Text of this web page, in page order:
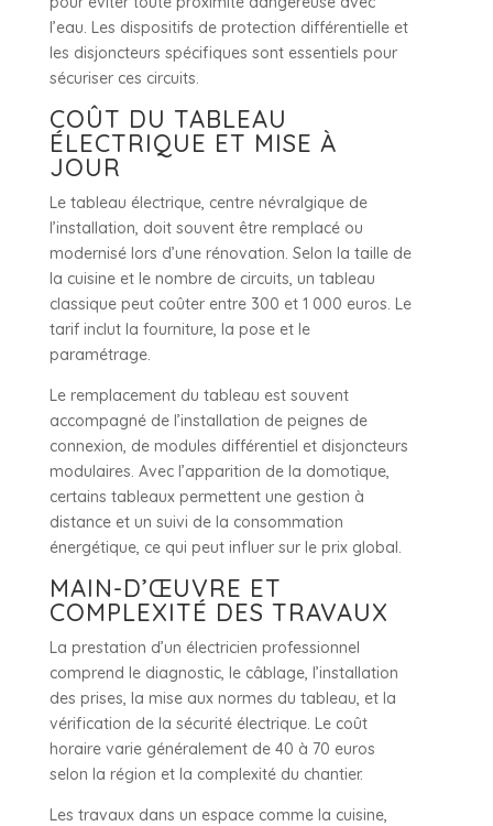
l’eau. Les dispositifs de protection différentielle et
les disjoncteurs spécifiques sont essentiels pour
sécuriser ces circuits.
COÛT DU TABLEAU
ÉLECTRIQUE ET MISE À
JOUR
Le tableau électrique, centre névralgique de
l’installation, doit souvent être remplacé ou
modernisé lors d’une rénovation. Selon la taille de
la cuisine et le nombre de circuits, un tableau
classique peut coûter entre 300 et 1 000 euros. Le
tarif inclut la fourniture, la pose et le
paramétrage.
Le remplacement du tableau est souvent
accompagné de l’installation de peignes de
connexion, de modules différentiel et disjoncteurs
modulaires. Avec l’apparition de la domotique,
certains tableaux permettent une gestion à
distance et un suivi de la consommation
énergétique, ce qui peut influer sur le prix global.
MAIN-D’ŒUVRE ET
COMPLEXITÉ DES TRAVAUX
La prestation d’un électricien professionnel
comprend le diagnostic, le câblage, l’installation
des prises, la mise aux normes du tableau, et la
vérification de la sécurité électrique. Le coût
horaire varie généralement de 40 à 70 euros
selon la région et la complexité du chantier.
Les travaux dans un espace comme la cuisine,